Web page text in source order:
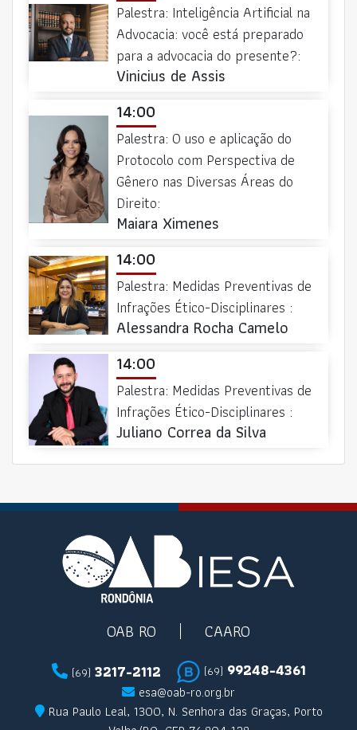
Palestra: Inteligência Artificial na
Advocacia: você está preparado
para a advocacia do presente?:
Vinicius de Assis
14:00
Palestra: O uso e aplicação do
Protocolo com Perspectiva de
Gênero nas Diversas Áreas do
Direito:
Maiara Ximenes
14:00
Palestra: Medidas Preventivas de
Infrações Ético-Disciplinares :
Alessandra Rocha Camelo
14:00
Palestra: Medidas Preventivas de
Infrações Ético-Disciplinares :
Juliano Correa da Silva
OAB RO CAARO
(69) 3217-2112 (69) 99248-4361
esa@oab-ro.org.br
Rua Paulo Leal, 1300, N. Senhora das Graças, Porto